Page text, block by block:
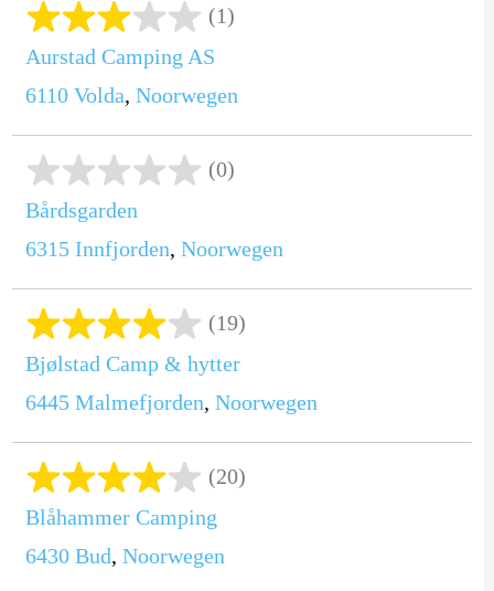
(1)
Aurstad Camping AS
6110 Volda, Noorwegen
(0)
Bårdsgarden
6315 Innfjorden, Noorwegen
(19)
Bjølstad Camp & hytter
6445 Malmefjorden, Noorwegen
(20)
Blåhammer Camping
6430 Bud, Noorwegen